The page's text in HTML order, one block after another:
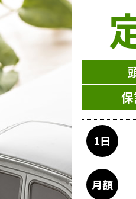
1日
月額